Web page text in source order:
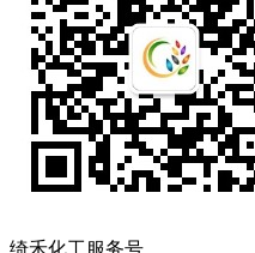
绮禾化工服务号